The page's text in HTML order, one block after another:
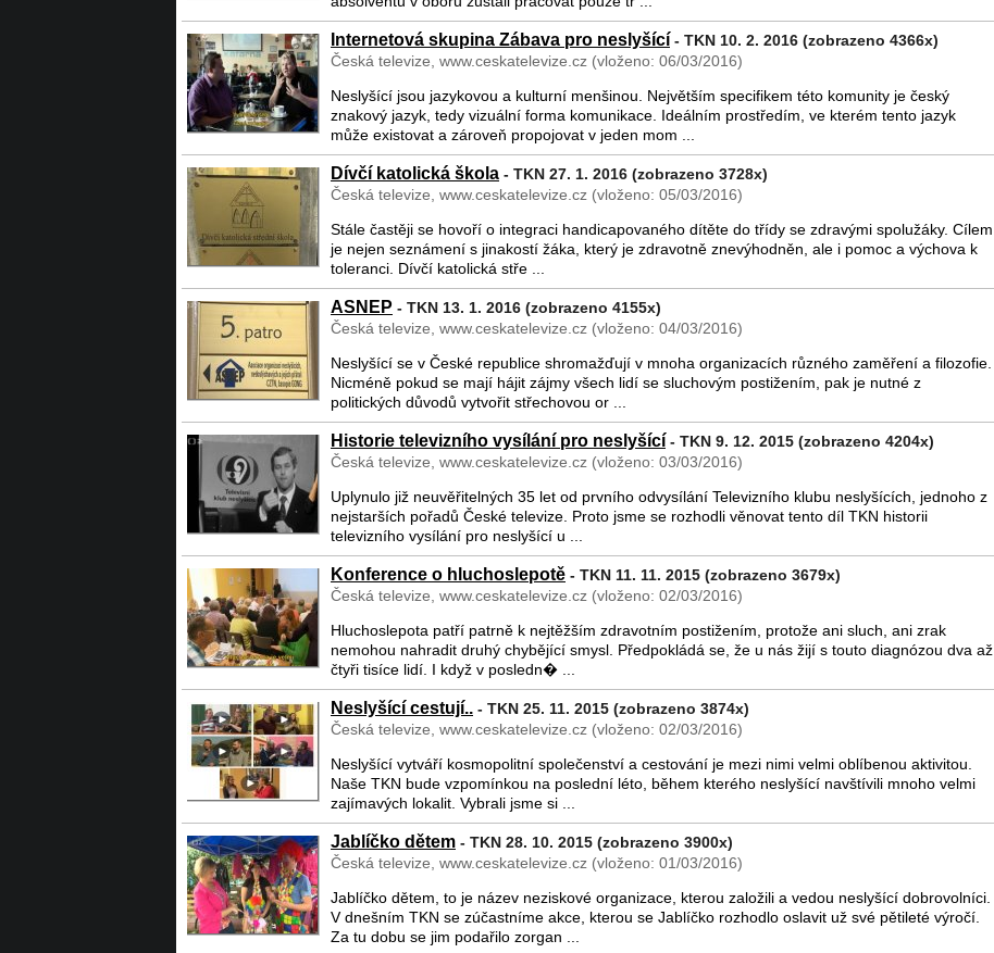
Internetová skupina Zábava pro neslyšící - TKN 10. 2. 2016 (zobrazeno 4366x)
Česká televize, www.ceskatelevize.cz (vloženo: 06/03/2016)
Neslyšící jsou jazykovou a kulturní menšinou. Největším specifikem této komunity je český
znakový jazyk, tedy vizuální forma komunikace. Ideálním prostředím, ve kterém tento jazyk
může existovat a zároveň propojovat v jeden mom ...
Dívčí katolická škola - TKN 27. 1. 2016 (zobrazeno 3728x)
Česká televize, www.ceskatelevize.cz (vloženo: 05/03/2016)
Stále častěji se hovoří o integraci handicapovaného dítěte do třídy se zdravými spolužáky. Cílem
je nejen seznámení s jinakostí žáka, který je zdravotně znevýhodněn, ale i pomoc a výchova k
toleranci. Dívčí katolická stře ...
ASNEP - TKN 13. 1. 2016 (zobrazeno 4155x)
Česká televize, www.ceskatelevize.cz (vloženo: 04/03/2016)
Neslyšící se v České republice shromažďují v mnoha organizacích různého zaměření a filozofie.
Nicméně pokud se mají hájit zájmy všech lidí se sluchovým postižením, pak je nutné z
politických důvodů vytvořit střechovou or ...
Historie televizního vysílání pro neslyšící - TKN 9. 12. 2015 (zobrazeno 4204x)
Česká televize, www.ceskatelevize.cz (vloženo: 03/03/2016)
Uplynulo již neuvěřitelných 35 let od prvního odvysílání Televizního klubu neslyšících, jednoho z
nejstarších pořadů České televize. Proto jsme se rozhodli věnovat tento díl TKN historii
televizního vysílání pro neslyšící u ...
Konference o hluchoslepotě - TKN 11. 11. 2015 (zobrazeno 3679x)
Česká televize, www.ceskatelevize.cz (vloženo: 02/03/2016)
Hluchoslepota patří patrně k nejtěžším zdravotním postižením, protože ani sluch, ani zrak
nemohou nahradit druhý chybějící smysl. Předpokládá se, že u nás žijí s touto diagnózou dva až
čtyři tisíce lidí. I když v posledn� ...
Neslyšící cestují.. - TKN 25. 11. 2015 (zobrazeno 3874x)
Česká televize, www.ceskatelevize.cz (vloženo: 02/03/2016)
Neslyšící vytváří kosmopolitní společenství a cestování je mezi nimi velmi oblíbenou aktivitou.
Naše TKN bude vzpomínkou na poslední léto, během kterého neslyšící navštívili mnoho velmi
zajímavých lokalit. Vybrali jsme si ...
Jablíčko dětem - TKN 28. 10. 2015 (zobrazeno 3900x)
Česká televize, www.ceskatelevize.cz (vloženo: 01/03/2016)
Jablíčko dětem, to je název neziskové organizace, kterou založili a vedou neslyšící dobrovolníci.
V dnešním TKN se zúčastníme akce, kterou se Jablíčko rozhodlo oslavit už své pětileté výročí.
Za tu dobu se jim podařilo zorgan ...